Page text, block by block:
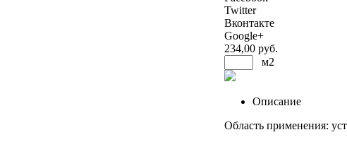
Twitter
Вконтакте
Google+
234,00 руб.
м2
Описание
Область применения: